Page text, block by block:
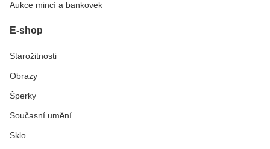
Aukce mincí a bankovek
E-shop
Starožitnosti
Obrazy
Šperky
Současní umění
Sklo